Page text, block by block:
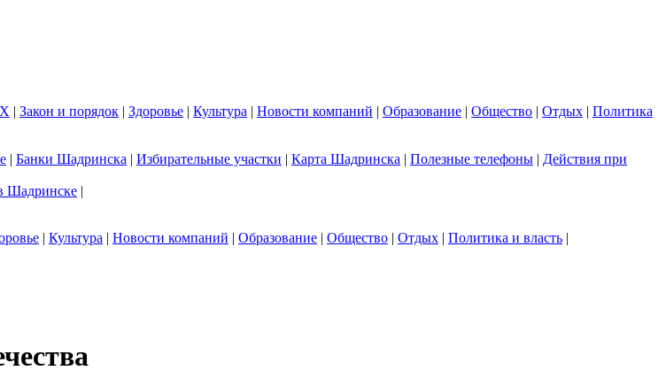
| Закон и порядок | Здоровье | Культура | Новости компаний | Образование | Общество | Отдых | Политика
| Банки Шадринска | Избирательные участки | Карта Шадринска | Полезные телефоны | Действия при
Шадринске |
| Культура | Новости компаний | Образование | Общество | Отдых | Политика и власть |